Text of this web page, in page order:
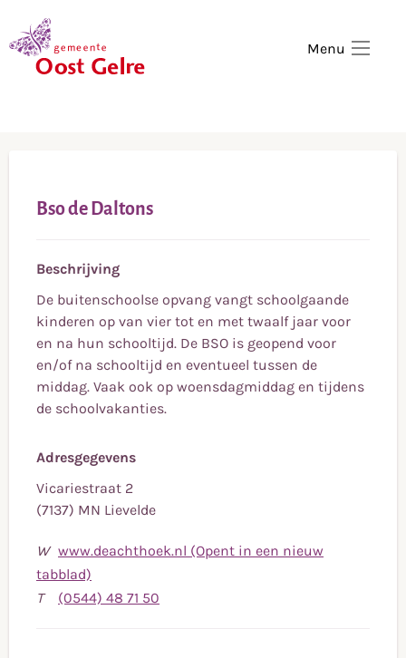
Menu
Bso de Daltons
Beschrijving
De buitenschoolse opvang vangt schoolgaande
kinderen op van vier tot en met twaalf jaar voor
en na hun schooltijd. De BSO is geopend voor
en/of na schooltijd en eventueel tussen de
middag. Vaak ook op woensdagmiddag en tijdens
de schoolvakanties.
Adresgegevens
Vicariestraat 2
(7137) MN Lievelde
W www.deachthoek.nl (Opent in een nieuw
tabblad)
T
(0544) 48 71 50